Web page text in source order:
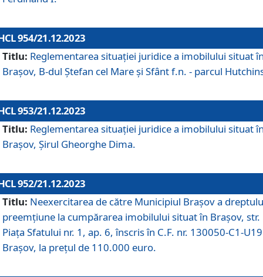
954/21.12.2023
Titlu: Reglementarea situației juridice a imobilului situat
Brașov, B-dul Ștefan cel Mare și Sfânt f.n. - parcul
953/21.12.2023
Titlu: Reglementarea situației juridice a imobilului situat
Brașov, Șirul Gheorghe Dima.
952/21.12.2023
Titlu: Neexercitarea de către Municipiul Brașov a
preemțiune la cumpărarea imobilului situat în Brașov, str.
Piața Sfatului nr. 1, ap. 6, înscris în C.F. nr. 130050-C1-U19
Brașov, la prețul de 110.000 euro.